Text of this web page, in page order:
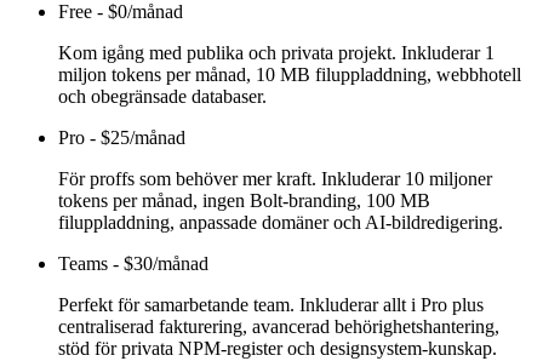
Free - $0/månad
Kom igång med publika och privata projekt. Inkluderar 1
miljon tokens per månad, 10 MB filuppladdning, webbhotell
och obegränsade databaser.
Pro - $25/månad
För proffs som behöver mer kraft. Inkluderar 10 miljoner
tokens per månad, ingen Bolt-branding, 100 MB
filuppladdning, anpassade domäner och AI-bildredigering.
Teams - $30/månad
Perfekt för samarbetande team. Inkluderar allt i Pro plus
centraliserad fakturering, avancerad behörighetshantering,
stöd för privata NPM-register och designsystem-kunskap.